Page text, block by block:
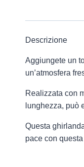
Descrizione
Aggiungete un
un’atmosfera
Realizzata con
lunghezza, può
Questa
pace con